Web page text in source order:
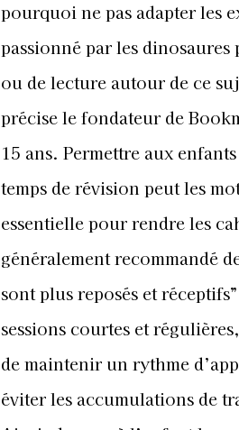
pourquoi ne pas adapter les
passionné par les
ou de lecture autour de ce
précise le fondateur de
15 ans. Permettre aux
temps de révision peut les
essentielle pour rendre les
généralement recommandé
sont plus reposés et
sessions courtes et
de maintenir un rythme
éviter les accumulations de